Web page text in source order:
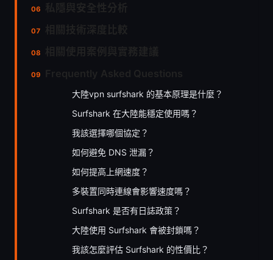
大陸vpn surfshark 的基本原理是什麼？
Surfshark 在大陸能穩定使用嗎？
我該選擇哪個協定？
如何避免 DNS 泄漏？
如何提高上網速度？
多裝置同時連線會影響速度嗎？
Surfshark 是否有日誌政策？
大陸使用 Surfshark 會被封鎖嗎？
我該怎麼評估 Surfshark 的性價比？